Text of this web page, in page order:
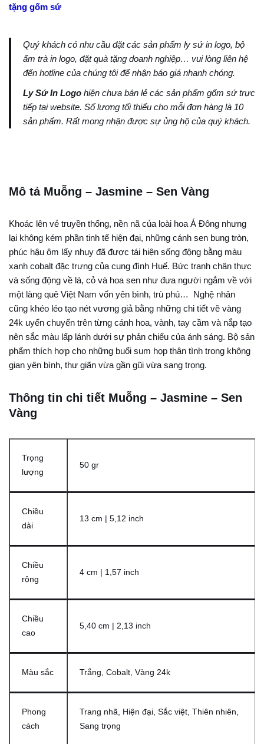
tặng gốm sứ
Quý khách có nhu cầu đặt các sản phẩm ly sứ in logo, bộ
ấm trà in logo, đặt quà tặng doanh nghiệp… vui lòng liên hệ
đến hotline của chúng tôi để nhận báo giá nhanh chóng.
Ly Sứ In Logo hiện chưa bán lẻ các sản phẩm gốm sứ trực
tiếp tại website. Số lượng tối thiểu cho mỗi đơn hàng là 10
sản phẩm. Rất mong nhận được sự ủng hộ của quý khách.
Mô tả Muỗng – Jasmine – Sen Vàng
Khoác lên vẻ truyền thống, nền nã của loài hoa Á Đông nhưng
lại không kém phần tinh tế hiện đại, những cánh sen bung tròn,
phúc hậu ôm lấy nhụy đã được tái hiện sống động bằng màu
xanh cobalt đặc trưng của cung đình Huế. Bức tranh chân thực
và sống động về lá, cỏ và hoa sen như đưa người ngắm về với
một làng quê Việt Nam vốn yên bình, trù phú… Nghệ nhân
cũng khéo léo tạo nét vương giả bằng những chi tiết vẽ vàng
24k uyển chuyển trên từng cánh hoa, vành, tay cầm và nắp tạo
nên sắc màu lấp lánh dưới sự phản chiếu của ánh sáng. Bộ sản
phẩm thích hợp cho những buổi sum họp thân tình trong không
gian yên bình, thư giãn vừa gần gũi vừa sang trọng.
Thông tin chi tiết Muỗng – Jasmine – Sen
Vàng
Trọng
lượng
50 gr
Chiều
dài
13 cm | 5,12 inch
Chiều
rộng
4 cm | 1,57 inch
Chiều
cao
5,40 cm | 2,13 inch
Màu sắc Trắng, Cobalt, Vàng 24k
Phong
cách
Trang nhã, Hiện đại, Sắc việt, Thiên nhiên,
Sang trọng